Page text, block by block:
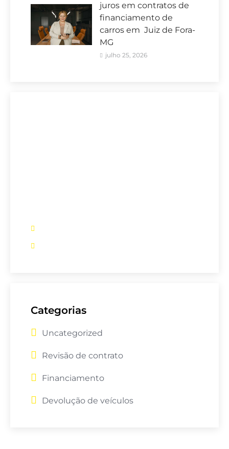
juros em contratos de
financiamento de
carros em Juiz de Fora-
MG
julho 25, 2026
Categorias
Uncategorized
Revisão de contrato
Financiamento
Devolução de veículos